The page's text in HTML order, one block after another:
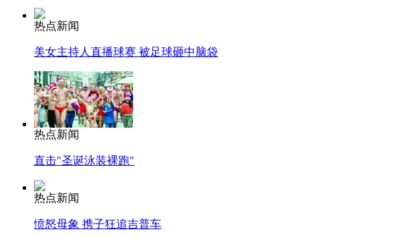
司机酒驾遇交警 急速倒车逃窜
热点新闻
美女主持人直播球赛 被足球砸中脑袋
热点新闻
直击"圣诞泳装裸跑"
热点新闻
愤怒母象 携子狂追吉普车